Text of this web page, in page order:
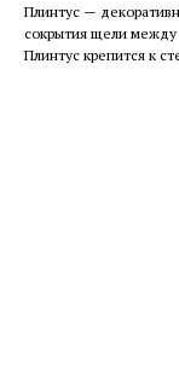
Плинтус —
сокрытия щели между
Плинтус крепится к